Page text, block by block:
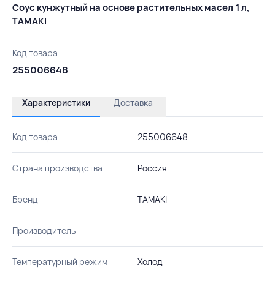
Соус кунжутный на основе растительных масел 1 л,
TAMAKI
Код товара
255006648
Характеристики Доставка
Код товара 255006648
Страна производства Россия
Бренд TAMAKI
Производитель -
Температурный режим Холод